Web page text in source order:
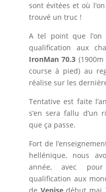
sont évitées et où
trouvé un truc !
A tel point que l’on
qualification aux
IronMan 70.3
course à pied) au
réalise sur les
Tentative est faite
s’en sera fallu d’un
que ça passe.
Fort de
hellénique, nous
année, avec
qualification aux